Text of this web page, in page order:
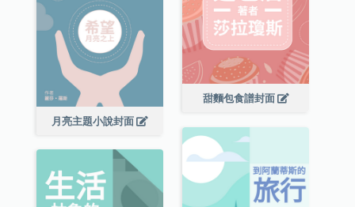
甜麵包食譜封面
月亮主題小說封面